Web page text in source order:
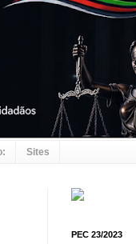
Sites
PEC 23/2023